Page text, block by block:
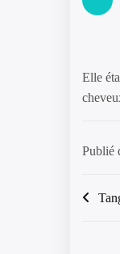
Elle
Publié